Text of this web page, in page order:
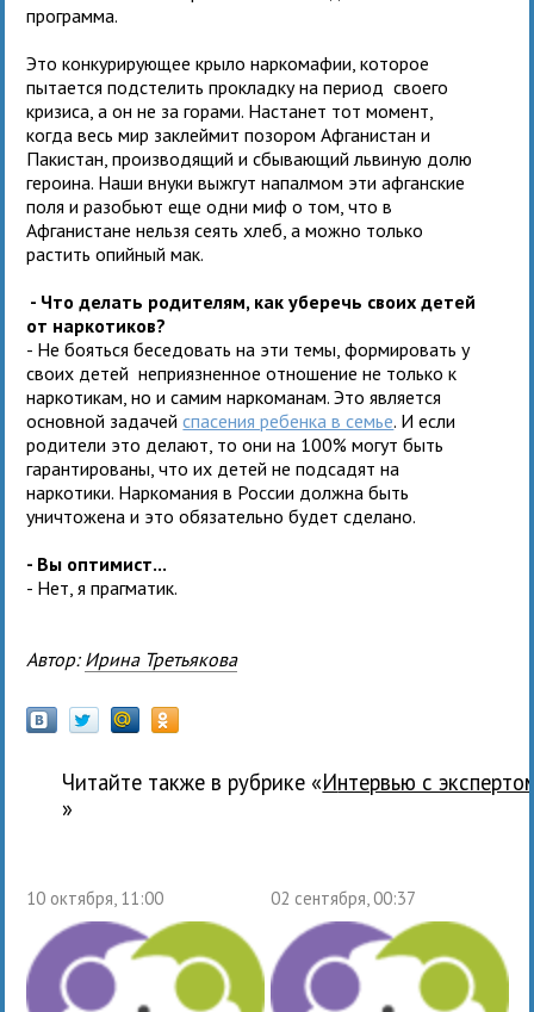
программа.
Это конкурирующее крыло наркомафии, которое
пытается подстелить прокладку на период своего
кризиса, а он не за горами. Настанет тот момент,
когда весь мир заклеймит позором Афганистан и
Пакистан, производящий и сбывающий львиную долю
героина. Наши внуки выжгут напалмом эти афганские
поля и разобьют еще одни миф о том, что в
Афганистане нельзя сеять хлеб, а можно только
растить опийный мак.
- Что делать родителям, как уберечь своих детей
от наркотиков?
- Не бояться беседовать на эти темы, формировать у
своих детей неприязненное отношение не только к
наркотикам, но и самим наркоманам. Это является
основной задачейспасения ребенка в семье. И если
родители это делают, то они на 100% могут быть
гарантированы, что их детей не подсадят на
наркотики. Наркомания в России должна быть
уничтожена и это обязательно будет сделано.
- Вы оптимист...
- Нет, я прагматик.
Автор: Ирина Третьякова
Читайте также в рубрике «
Интервью с
»
10 октября, 11:00 02 сентября, 00:37